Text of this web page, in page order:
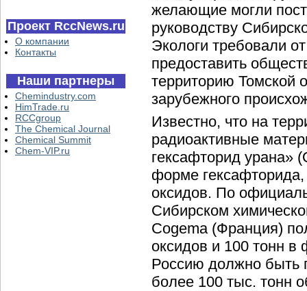
Проект RccNews.ru
О компании
Контакты
Наши партнеры
Chemindustry.com
HimTrade.ru
RCCgroup
The Chemical Journal
Chemical Summit
Chem-VIP.ru
желающие могли
руководству
Экологи требовали
предоставить
территорию Томской
зарубежного
Известно, что на
радиоактивные
гексафторид урана»
форме
оксидов. По
Сибирском
Cogema (Франция)
оксидов и 100 тонн в
Россию должно быть
более 100 тыс. тонн